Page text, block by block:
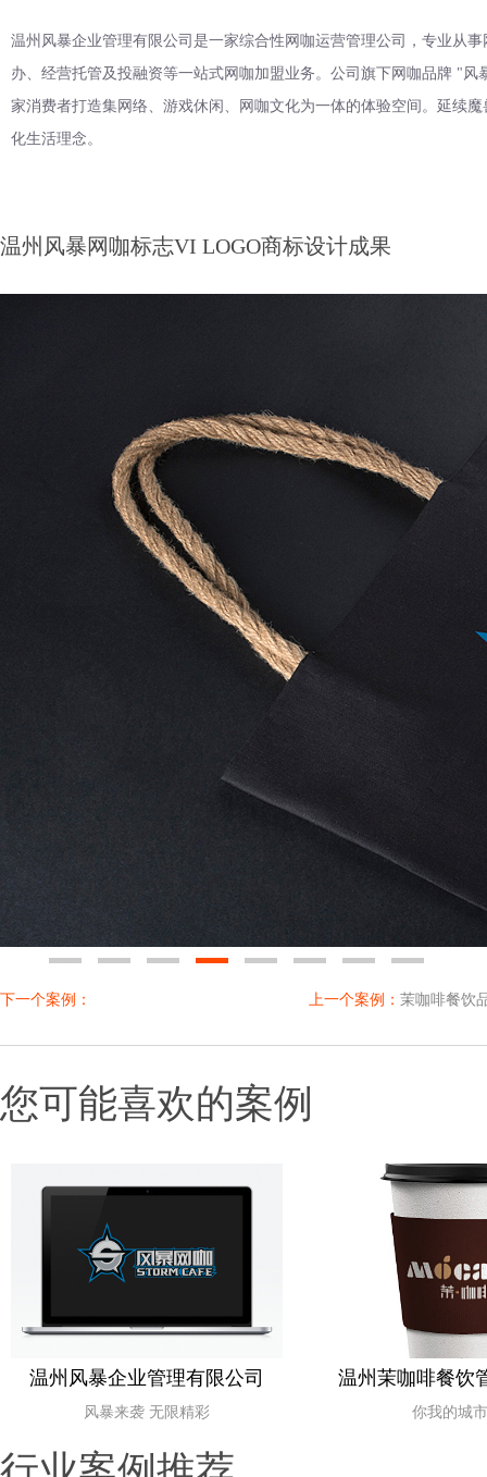
温州风暴企业管理有限公司是一家综合性网咖运营管理公司，专业从
办、经营托管及投融资等一站式网咖加盟业务。公司旗下网咖品牌 " 风
家消费者打造集网络、游戏休闲、网咖文化为一体的体验空间。延续
化生活理念。
温州风暴网咖标志VI LOGO商标设计成果
0 1 2 3 4 5 6 7
下一个案例： 上一个案例： 茉咖啡餐饮
您可能喜欢的案例
温州风暴企业管理有限公司
风暴来袭 无限精彩
温州茉咖啡餐饮
你我的城